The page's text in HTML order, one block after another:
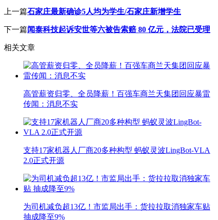
上一篇石家庄最新确诊5人均为学生/石家庄新增学生
下一篇闻泰科技起诉安世等六被告索赔 80 亿元，法院已受理
相关文章
高管薪资归零、全员降薪！百强车商兰天集团回应暴雷
传闻：消息不实
支持17家机器人厂商20多种构型 蚂蚁灵波LingBot-VLA
2.0正式开源
为司机减负超13亿！市监局出手：货拉拉取消独家车贴
抽成降至9%